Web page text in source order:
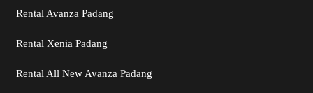
Rental Avanza Padang
Rental Xenia Padang
Rental All New Avanza Padang